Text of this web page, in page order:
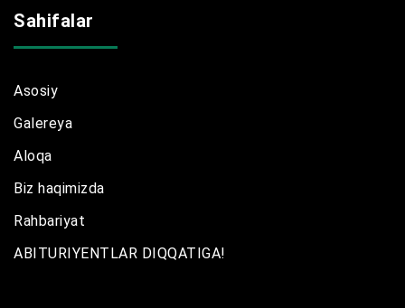
Sahifalar
Asosiy
Galereya
Aloqa
Biz haqimizda
Rahbariyat
ABITURIYENTLAR DIQQATIGA!